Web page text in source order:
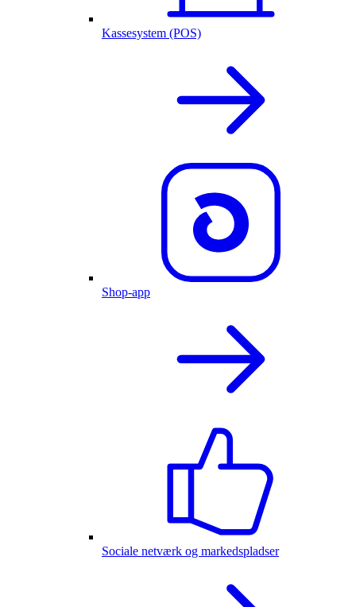
Kassesystem (POS)
Shop-app
Sociale netværk og markedspladser